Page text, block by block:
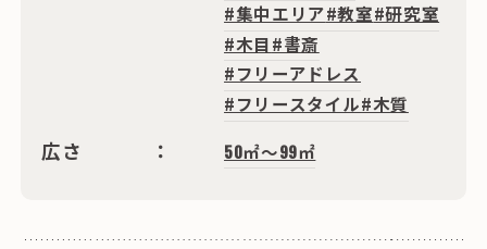
#集中エリア#教室#研究室
#木目#書斎
#フリーアドレス
#フリースタイル#木質
広さ 50㎡〜99㎡